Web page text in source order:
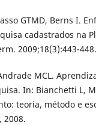
GTMD, Berns I.
cadastrados na
2009;18(3):443-448.
MCL.
In: Bianchetti L,
teoria, método e
2008.